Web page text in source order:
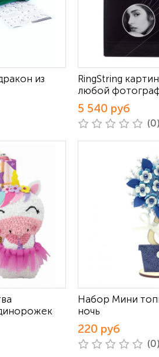
из
RingString
любой
5 540 руб
Набор Мини
ночь
220 руб